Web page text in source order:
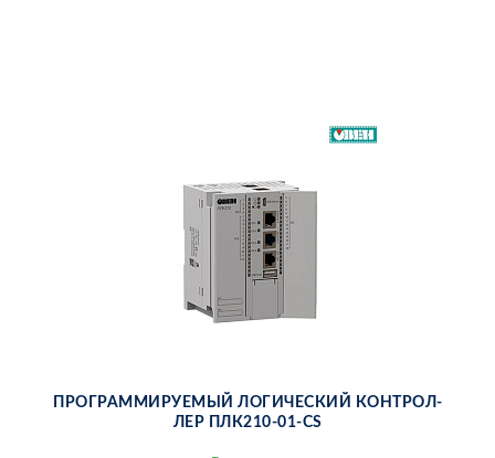
ПРО­ГРАМ­МИ­РУ­Е­МЫЙ ЛО­ГИ­ЧЕ­СКИЙ КОН­ТРОЛ­
ЛЕР ПЛ­К210-01-CS